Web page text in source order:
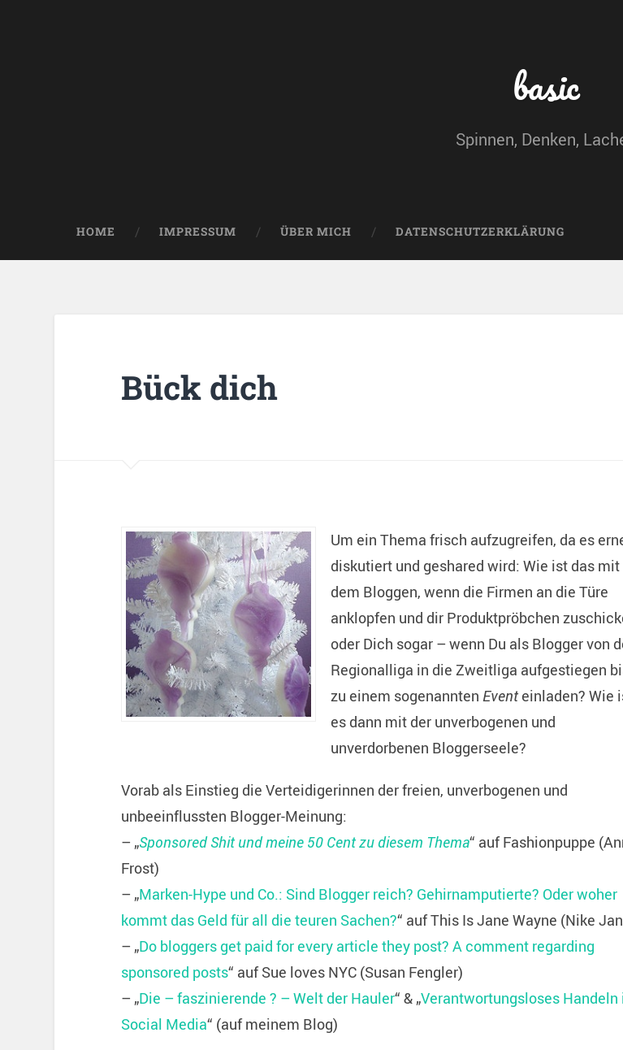
basic
Spinnen, Denken,
HOME IMPRESSUM ÜBER MICH DATENSCHUTZERKLÄRUNG
Bück dich
Um ein Thema frisch aufzugreifen, da es
diskutiert und geshared wird: Wie ist das mit
dem Bloggen, wenn die Firmen an die Türe
anklopfen und dir Produktpröbchen
oder Dich sogar – wenn Du als Blogger von
Regionalliga in die Zweitliga aufgestiegen
zu einem sogenannten Eventeinladen? Wie
es dann mit der unverbogenen und
unverdorbenen Bloggerseele?
Vorab als Einstieg die Verteidigerinnen der freien, unverbogenen und
unbeeinflussten Blogger-Meinung:
– „Sponsored Shit und meine 50 Cent zu diesem Thema“ auf Fashionpuppe
Frost)
– „Marken-Hype und Co.: Sind Blogger reich? Gehirnamputierte? Oder woher
kommt das Geld für all die teuren Sachen?“ auf This Is Jane Wayne (Nike
– „Do bloggers get paid for every article they post? A comment regarding
sponsored posts“ auf Sue loves NYC (Susan Fengler)
– „Die – faszinierende ? – Welt der Hauler“ & „Verantwortungsloses Handeln
Social Media“ (auf meinem Blog)